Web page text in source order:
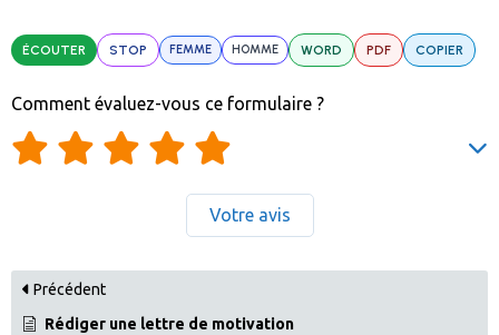
ÉCOUTER STOP FEMME HOMME WORD PDF COPIER
Comment évaluez-vous ce formulaire ?
Votre avis
Précédent
Rédiger une lettre de motivation